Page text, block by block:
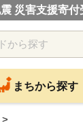
災害支援寄付
まちから探す